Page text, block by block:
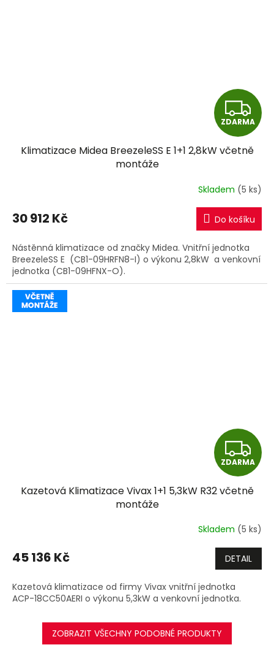
Z
D
A
R
M
A
ZDARMA
Klimatizace Midea BreezeleSS E 1+1 2,8kW včetně
montáže
Skladem (5 ks)
30 912 Kč Do košíku
Nástěnná klimatizace od značky Midea. Vnitřní jednotka
BreezeleSS E (CB1-09HRFN8-I) o výkonu 2,8kW a venkovní
jednotka (CB1-09HFNX-O).
Z
D
A
R
M
A
ZDARMA
Kazetová Klimatizace Vivax 1+1 5,3kW R32 včetně
montáže
Skladem (5 ks)
45 136 Kč DETAIL
Kazetová klimatizace od firmy Vivax vnitřní jednotka
ACP-18CC50AERI o výkonu 5,3kW a venkovní jednotka.
ZOBRAZIT VŠECHNY PODOBNÉ PRODUKTY